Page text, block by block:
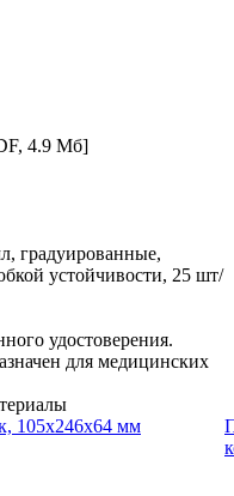
4.9 Мб]
градуированные,
устойчивости, 25 шт/
удостоверения.
для медицинских
105x246x64 мм